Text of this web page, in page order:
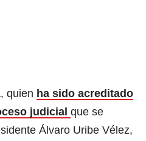
quien ha sido acreditado
judicial que se
Álvaro Uribe Vélez,